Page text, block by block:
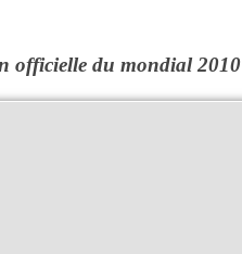
officielle du mondial 2010